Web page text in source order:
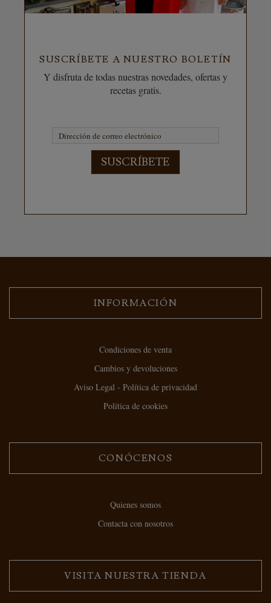
SUSCRÍBETE A NUESTRO BOLETÍN
Y disfruta de todas nuestras novedades, ofertas y
recetas gratis.
SUSCRÍBETE
INFORMACIÓN
Condiciones de venta
Cambios y devoluciones
Aviso Legal - Política de privacidad
Política de cookies
CONÓCENOS
Quienes somos
Contacta con nosotros
VISITA NUESTRA TIENDA